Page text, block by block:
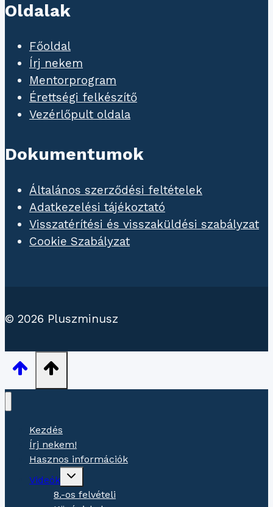
Oldalak
Főoldal
Írj nekem
Mentorprogram
Érettségi felkészítő
Vezérlőpult oldala
Dokumentumok
Általános szerződési feltételek
Adatkezelési tájékoztató
Visszatérítési és visszaküldési szabályzat
Cookie Szabályzat
© 2026 Pluszminusz
Kezdés
Írj nekem!
Hasznos információk
Videók
Gyermekmenü
8.-os felvételi